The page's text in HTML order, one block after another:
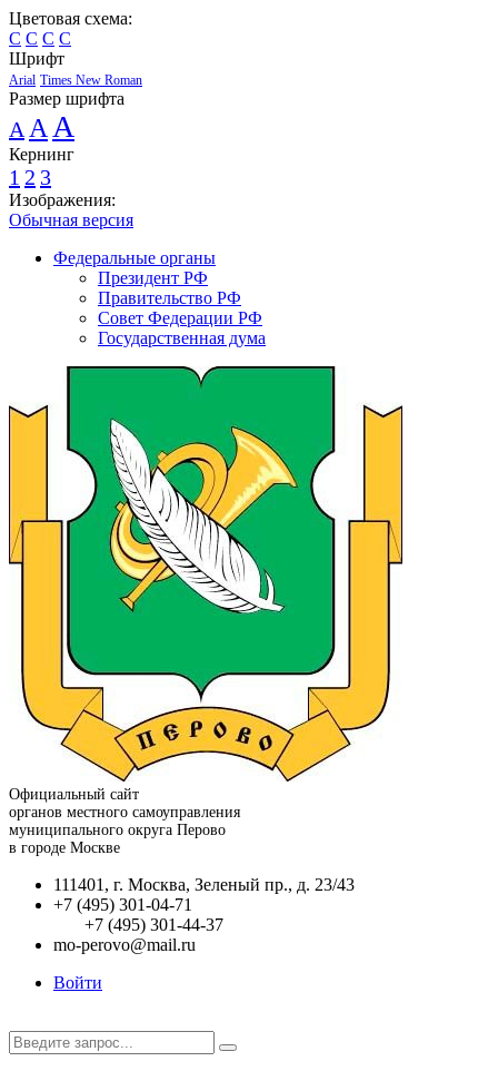
Цветовая схема:
C C C C
Шрифт
Arial Times New Roman
Размер шрифта
A A A
Кернинг
1 2 3
Изображения:
Обычная версия
Федеральные органы
Президент РФ
Правительство РФ
Совет Федерации РФ
Государственная дума
Официальный сайт
органов местного самоуправления
муниципального округа Перово
в городе Москве
111401, г. Москва, Зеленый пр., д. 23/43
+7 (495) 301-04-71
+7 (495) 301-44-37
mo-perovo@mail.ru
Войти